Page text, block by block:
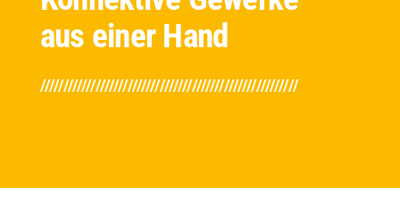
aus einer Hand
////////////////////////////////////////////////////////